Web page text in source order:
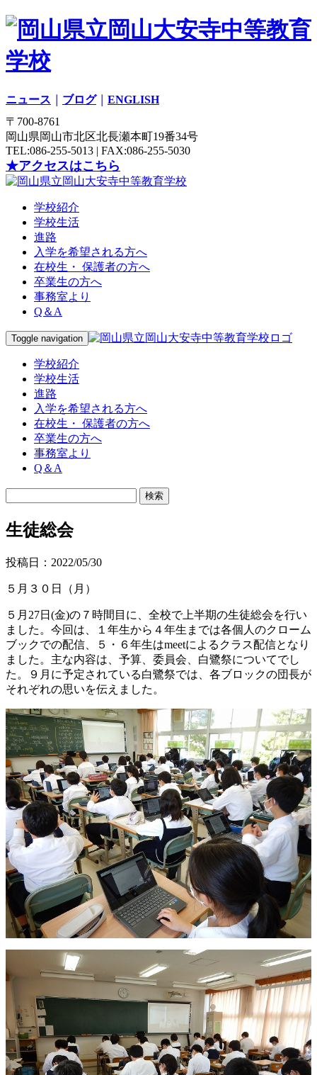
ニュース ブログ｜ ENGLISH
〒700-8761
岡山県岡山市北区北長瀬本町19番34号
TEL:086-255-5013 | FAX:086-255-5030
★アクセスはこちら
学校紹介
学校生活
進路
入学を希望される方へ
在校生・ 保護者の方へ
卒業生の方へ
事務室より
Q＆A
Toggle navigation
学校紹介
学校生活
進路
入学を希望される方へ
在校生・ 保護者の方へ
卒業生の方へ
事務室より
Q＆A
生徒総会
投稿日：2022/05/30
５月３０日（月）
５月27日(金)の７時間目に、全校で上半期の生徒総会を行い
ました。今回は、１年生から４年生までは各個人のクローム
ブックでの配信、５・６年生はmeetによるクラス配信となり
ました。主な内容は、予算、委員会、白鷺祭についてでし
た。９月に予定されている白鷺祭では、各ブロックの団長が
それぞれの思いを伝えました。